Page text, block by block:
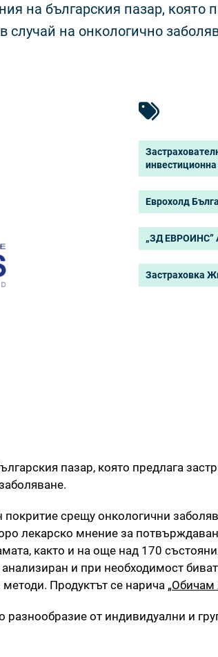
на българския пазар, която
случай на онкологично
Еврохолд
„ЗД ЕВРОИНС”
Застраховка
пазар, която предлага
срещу онкологични
лекарско мнение за
както и на още над 170
и при необходимост
Продуктът се нарича „Обичам
от индивидуални и